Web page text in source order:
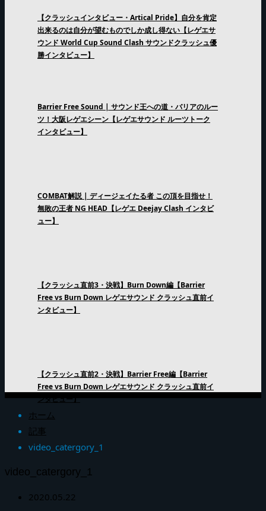
【クラッシュインタビュー・Artical Pride】自分を肯定
出来るのは自分が望むものでしか成し得ない【レゲエサ
ウンド World Cup Sound Clash サウンドクラッシュ優
勝インタビュー】
Barrier Free Sound | サウンド王への道・バリアのルー
ツ！大阪レゲエシーン【レゲエサウンド ルーツトーク
インタビュー】
COMBAT解説 | ディージェイたる者 この頂を目指せ！
無敗の王者 NG HEAD【レゲエ Deejay Clash インタビ
ュー】
【クラッシュ直前3・決戦】Burn Down編【Barrier
Free vs Burn Down レゲエサウンド クラッシュ直前イ
ンタビュー】
【クラッシュ直前2・決戦】Barrier Free編【Barrier
Free vs Burn Down レゲエサウンド クラッシュ直前イ
ンタビュー】
ホーム
記事
video_catergory_1
video_catergory_1
2020.05.22